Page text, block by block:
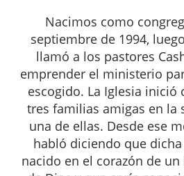
Nacimos como
septiembre de 1994,
llamó a los pastores
emprender el ministerio
escogido. La Iglesia inició
tres familias amigas en la
una de ellas. Desde ese
habló diciendo que
nacido en el corazón de